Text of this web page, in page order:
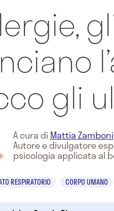
gli
A cura di Mattia Zamboni
Autore e divulgatore
psicologia applicata al
RESPIRATORIO CORPO UMANO